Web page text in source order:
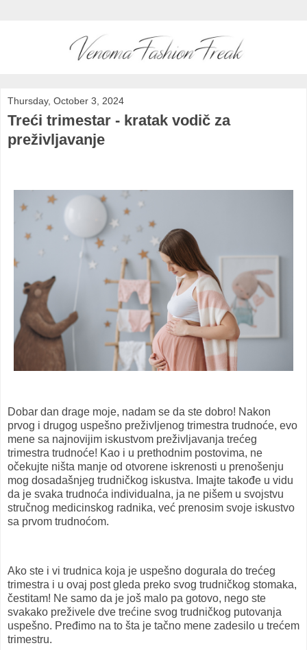
Thursday, October 3, 2024
Treći trimestar - kratak vodič za
preživljavanje
Dobar dan drage moje, nadam se da ste dobro! Nakon
prvog i drugog uspešno preživljenog trimestra trudnoće, evo
mene sa najnovijim iskustvom preživljavanja trećeg
trimestra trudnoće! Kao i u prethodnim postovima, ne
očekujte ništa manje od otvorene iskrenosti u prenošenju
mog dosadašnjeg trudničkog iskustva. Imajte takođe u vidu
da je svaka trudnoća individualna, ja ne pišem u svojstvu
stručnog medicinskog radnika, već prenosim svoje iskustvo
sa prvom trudnoćom.
Ako ste i vi trudnica koja je uspešno dogurala do trećeg
trimestra i u ovaj post gleda preko svog trudničkog stomaka,
čestitam! Ne samo da je još malo pa gotovo, nego ste
svakako preživele dve trećine svog trudničkog putovanja
uspešno. Pređimo na to šta je tačno mene zadesilo u trećem
trimestru.